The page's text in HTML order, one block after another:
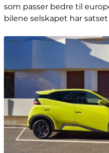
som passer bedre til
bilene selskapet har